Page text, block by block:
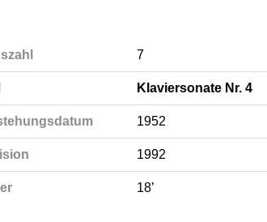
7
Klaviersonate Nr. 4
1952
1992
18’